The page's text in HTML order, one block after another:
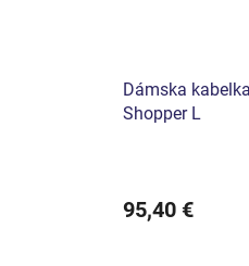
Dámska
Shopper L
95,40 €